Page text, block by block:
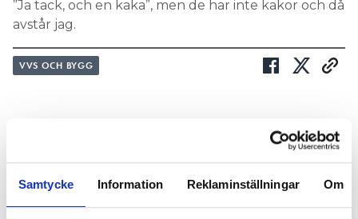
Samtycke Information Reklaminställningar Om
”Ja tack, och en kaka”, men de har inte kakor och då
avstår jag.
VVS OCH BYGG